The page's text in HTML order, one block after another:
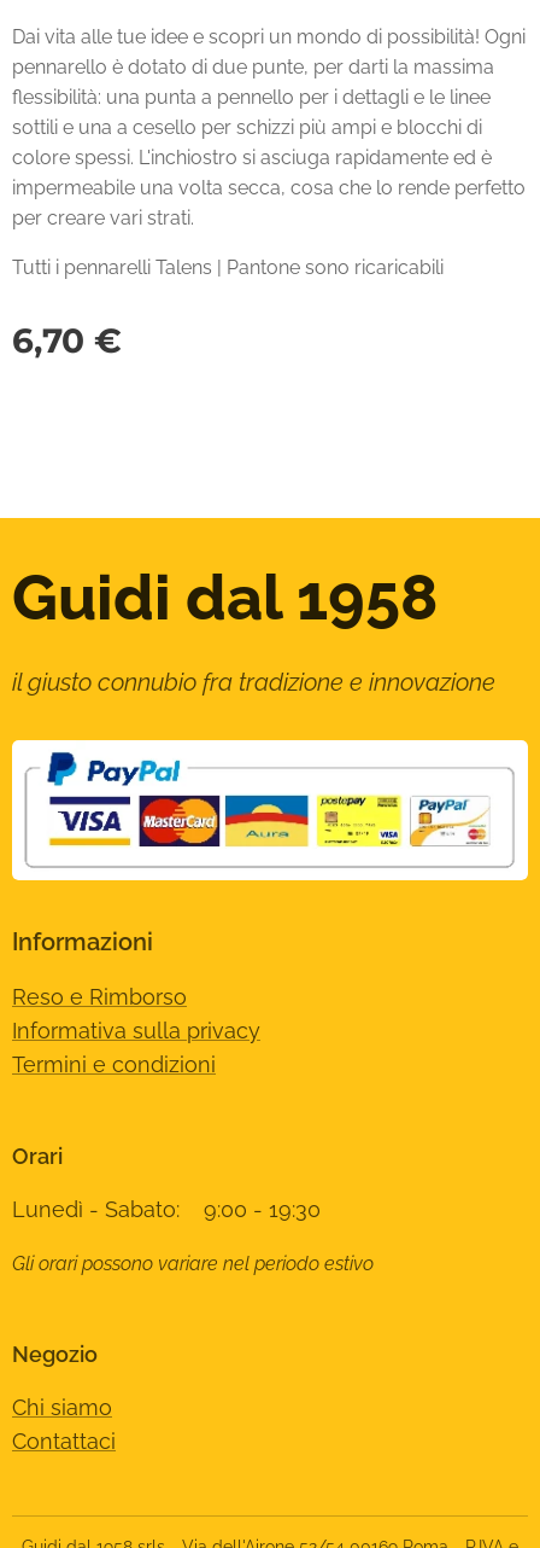
Dai vita alle tue idee e scopri un mondo di possibilità! Ogni
pennarello è dotato di due punte, per darti la massima
flessibilità: una punta a pennello per i dettagli e le linee
sottili e una a cesello per schizzi più ampi e blocchi di
colore spessi. L'inchiostro si asciuga rapidamente ed è
impermeabile una volta secca, cosa che lo rende perfetto
per creare vari strati.
Tutti i pennarelli Talens | Pantone sono ricaricabili
6,70 €
Guidi dal 1958
il giusto connubio fra tradizione e innovazione
Informazioni
Reso e Rimborso
Informativa sulla privacy
Termini e condizioni
Orari
Lunedì - Sabato: 9:00 - 19:30
Gli orari possono variare nel periodo estivo
Negozio
Chi siamo
Contattaci